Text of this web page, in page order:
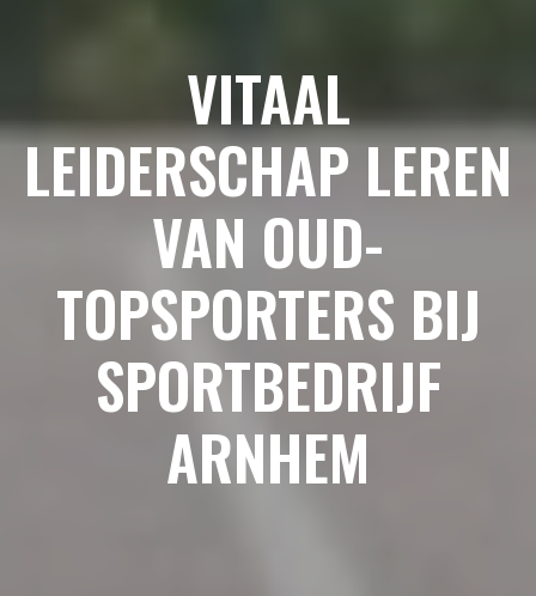
VITAAL
LEIDERSCHAP LEREN
VAN OUD-
TOPSPORTERS BIJ
SPORTBEDRIJF
ARNHEM